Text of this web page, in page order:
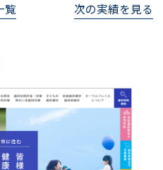
覧 次の実績を見る